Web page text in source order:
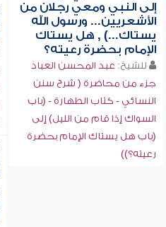
إلى النبي ومعي رجلان من
الأشعريين... ورسول الله
يستاك...) , هل يستاك
الإمام بحضرة رعيته؟
للشيخ: عبد المحسن العباد
جزء من محاضرة ( شرح سنن
النسائي - كتاب الطهارة - (باب
السواك إذا قام من الليل) إلى
(باب هل يستاك الإمام بحضرة
رعيته؟))